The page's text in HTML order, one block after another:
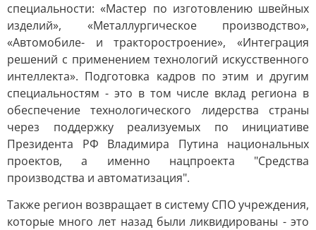
специальности: «Мастер по изготовлению швейных
изделий», «Металлургическое производство»,
«Автомобиле- и тракторостроение», «Интеграция
решений с применением технологий искусственного
интеллекта». Подготовка кадров по этим и другим
специальностям - это в том числе вклад региона в
обеспечение технологического лидерства страны
через поддержку реализуемых по инициативе
Президента РФ Владимира Путина национальных
проектов, а именно нацпроекта "Средства
производства и автоматизация".
Также регион возвращает в систему СПО учреждения,
которые много лет назад были ликвидированы - это